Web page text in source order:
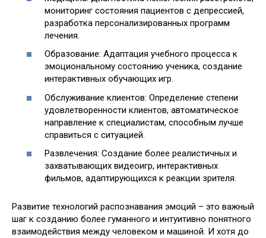
мониторинг состояния пациентов с депрессией,
разработка персонализированных программ
лечения.
Образование: Адаптация учебного процесса к
эмоциональному состоянию ученика, создание
интерактивных обучающих игр.
Обслуживание клиентов: Определение степени
удовлетворенности клиентов, автоматическое
направление к специалистам, способным лучше
справиться с ситуацией.
Развлечения: Создание более реалистичных и
захватывающих видеоигр, интерактивных
фильмов, адаптирующихся к реакции зрителя.
Развитие технологий распознавания эмоций – это важный
шаг к созданию более гуманного и интуитивно понятного
взаимодействия между человеком и машиной. И хотя до